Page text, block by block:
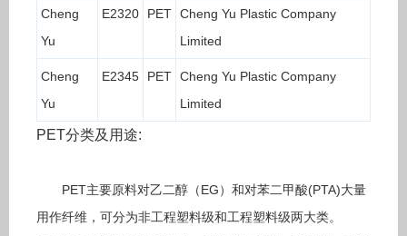
Cheng
Yu
E2320 PET Cheng Yu Plastic Company
Limited
Cheng
Yu
E2345 PET Cheng Yu Plastic Company
Limited
PET分类及用途:
PET主要原料对乙二醇（EG）和对苯二甲酸(PTA)大量
用作纤维，可分为非工程塑料级和工程塑料级两大类。